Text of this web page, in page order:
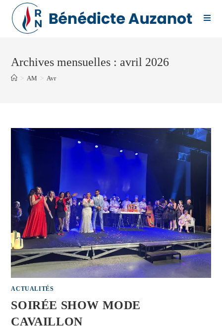
content
Archives mensuelles : avril 2026
> AM > Avr
ACTUALITÉS
SOIRÉE SHOW MODE
CAVAILLON